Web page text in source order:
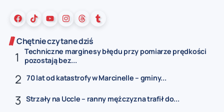
Chętnie czytane dziś
Techniczne marginesy błędu przy pomiarze prędkości
pozostają bez...
70 lat od katastrofy w Marcinelle – gminy...
Strzały na Uccle – ranny mężczyzna trafił do...